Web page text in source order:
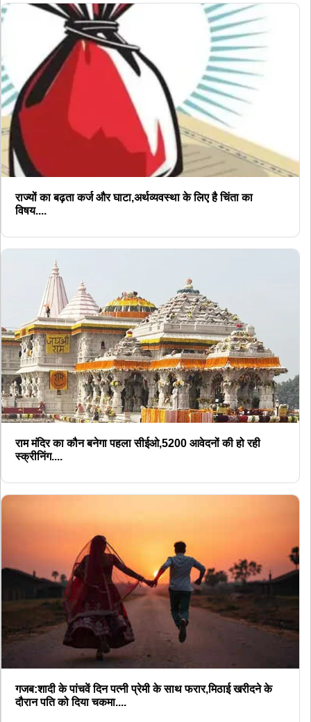
राज्यों का बढ़ता कर्ज और घाटा,अर्थव्यवस्था के लिए है चिंता का
विषय....
राम मंदिर का कौन बनेगा पहला सीईओ,5200 आवेदनों की हो रही
स्क्रीनिंग....
गजब:शादी के पांचवें दिन पत्नी प्रेमी के साथ फरार,मिठाई खरीदने के
दौरान पति को दिया चकमा....